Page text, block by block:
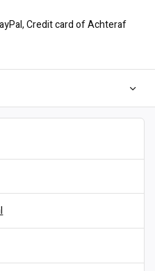
Credit card of Achteraf